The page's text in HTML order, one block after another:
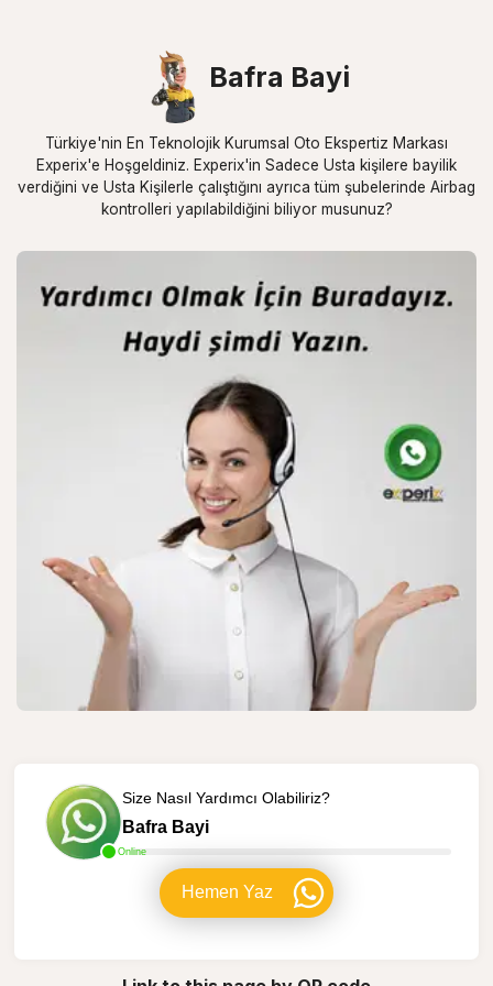
Bafra Bayi
Türkiye'nin En Teknolojik Kurumsal Oto Ekspertiz Markası
Experix'e Hoşgeldiniz. Experix'in Sadece Usta kişilere bayilik
verdiğini ve Usta Kişilerle çalıştığını ayrıca tüm şubelerinde Airbag
kontrolleri yapılabildiğini biliyor musunuz?
Online
Size Nasıl Yardımcı Olabiliriz?
Bafra Bayi
Hemen Yaz